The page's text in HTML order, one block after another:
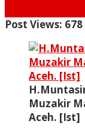
Post Views: 678
Muzakir
Aceh. [Ist]